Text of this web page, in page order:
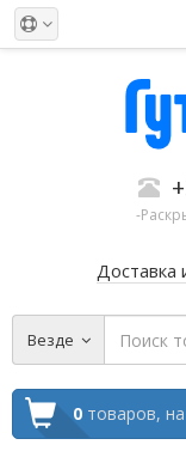
-
Доставка
Везде
0 товаров, на